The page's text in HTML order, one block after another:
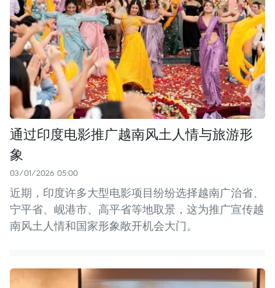
通过印度电影推广越南风土人情与旅游形
象
03/01/2026 05:00
近期，印度许多大型电影项目纷纷选择越南广治省、
宁平省、岘港市、高平省等地取景，这为推广宣传越
南风土人情和国家形象敞开机会大门。